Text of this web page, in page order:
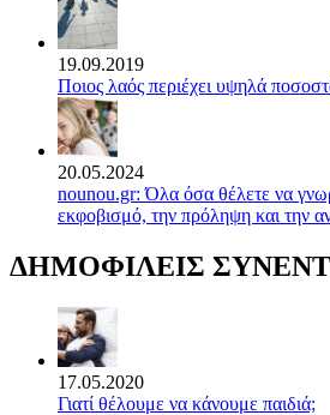
19.09.2019
Ποιος λαός περιέχει υψηλά
20.05.2024
nounou.gr: Όλα όσα θέλετε να
εκφοβισμό, την πρόληψη και την
ΔΗΜΟΦΙΛΕΙΣ
17.05.2020
Γιατί θέλουμε να κάνουμε παιδιά;